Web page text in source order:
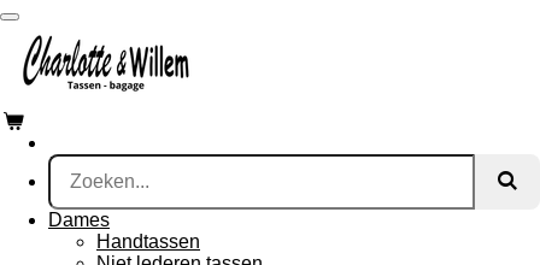
Ga
direct
naar
de
Dames
Handtassen